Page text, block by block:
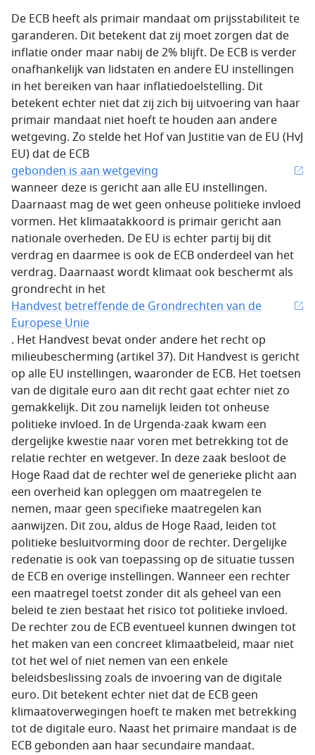
De ECB heeft als primair mandaat om prijsstabiliteit te
garanderen. Dit betekent dat zij moet zorgen dat de
inflatie onder maar nabij de 2% blijft. De ECB is verder
onafhankelijk van lidstaten en andere EU instellingen
in het bereiken van haar inflatiedoelstelling. Dit
betekent echter niet dat zij zich bij uitvoering van haar
primair mandaat niet hoeft te houden aan andere
wetgeving. Zo stelde het Hof van Justitie van de EU (HvJ
EU) dat de ECB
gebonden is aan wetgeving
wanneer deze is gericht aan alle EU instellingen.
Daarnaast mag de wet geen onheuse politieke invloed
vormen. Het klimaatakkoord is primair gericht aan
nationale overheden. De EU is echter partij bij dit
verdrag en daarmee is ook de ECB onderdeel van het
verdrag. Daarnaast wordt klimaat ook beschermt als
grondrecht in het
Handvest betreffende de Grondrechten van de
Europese Unie
. Het Handvest bevat onder andere het recht op
milieubescherming (artikel 37). Dit Handvest is gericht
op alle EU instellingen, waaronder de ECB. Het toetsen
van de digitale euro aan dit recht gaat echter niet zo
gemakkelijk. Dit zou namelijk leiden tot onheuse
politieke invloed. In de Urgenda-zaak kwam een
dergelijke kwestie naar voren met betrekking tot de
relatie rechter en wetgever. In deze zaak besloot de
Hoge Raad dat de rechter wel de generieke plicht aan
een overheid kan opleggen om maatregelen te
nemen, maar geen specifieke maatregelen kan
aanwijzen. Dit zou, aldus de Hoge Raad, leiden tot
politieke besluitvorming door de rechter. Dergelijke
redenatie is ook van toepassing op de situatie tussen
de ECB en overige instellingen. Wanneer een rechter
een maatregel toetst zonder dit als geheel van een
beleid te zien bestaat het risico tot politieke invloed.
De rechter zou de ECB eventueel kunnen dwingen tot
het maken van een concreet klimaatbeleid, maar niet
tot het wel of niet nemen van een enkele
beleidsbeslissing zoals de invoering van de digitale
euro. Dit betekent echter niet dat de ECB geen
klimaatoverwegingen hoeft te maken met betrekking
tot de digitale euro. Naast het primaire mandaat is de
ECB gebonden aan haar secundaire mandaat.